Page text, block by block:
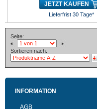
JETZT KAUFEN
Lieferfrist 30 Tage*
Seite:
Sortieren nach:
INFORMATION
AGB